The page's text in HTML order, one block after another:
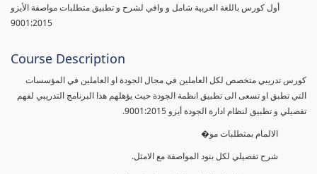
أول كورس باللغة العربية شامل و وافي لشرح و تطبيق متطلبات مواصفة الأيزو
9001:2015
Course Description
كورس تدريبي متخصص لكل العاملين في مجال الجودة او العاملين في المؤسسات
التي تطبق او تسعى الى تطبيق انظمة الجودة حيث يؤهلهم هذا البرنامج التدريبي لفهم
تفصيلي و تطبيق لنظام ادارة الجودة أيزو 9001:2015.
الالمام بمتطلبات مو�
شرح تفصيلي لكل بنود المواصفة مع الامثل.